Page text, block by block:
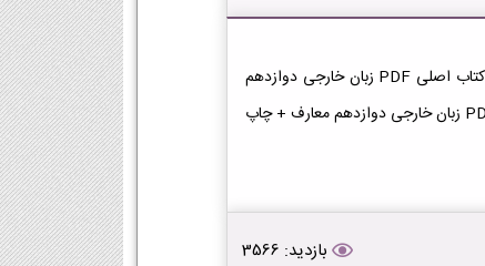
دانلود کتاب زبان خارجی دوازدهم معارف 1404-1405 دبیرستان | کتاب اصلی PDF زبان خارجی دوازدهم
معارف 1404-1405 | دبیرستان دانلود PDF رایگان | کتاب اصلی PDF زبان خارجی دوازدهم معارف + چاپ
بازدید: 3566